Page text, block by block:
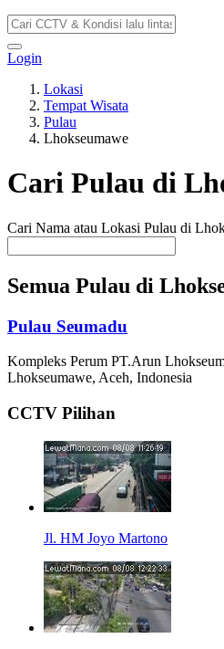
Login
Lokasi
Tempat Wisata
Pulau
Lhokseumawe
Cari Pulau di
Cari Nama atau Lokasi Pulau di
Semua Pulau di
Pulau Seumadu
Kompleks Perum PT.Arun
Lhokseumawe, Aceh, Indonesia
CCTV Pilihan
Jl. HM Joyo Martono